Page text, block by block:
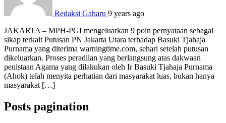
Redaksi Gaharu 9 years ago
JAKARTA – MPH-PGI mengeluarkan 9 poin pernyataan sebagai
sikap terkait Putusan PN Jakarta Utara terhadap Basuki Tjahaja
Purnama yang diterima warningtime.com, sehari setelah putusan
dikeluarkan. Proses peradilan yang berlangsung atas dakwaan
penistaan Agama yang dilakukan oleh Ir Basuki Tjahaja Purnama
(Ahok) telah menyita perhatian dari masyarakat luas, bukan hanya
masyarakat […]
Posts pagination